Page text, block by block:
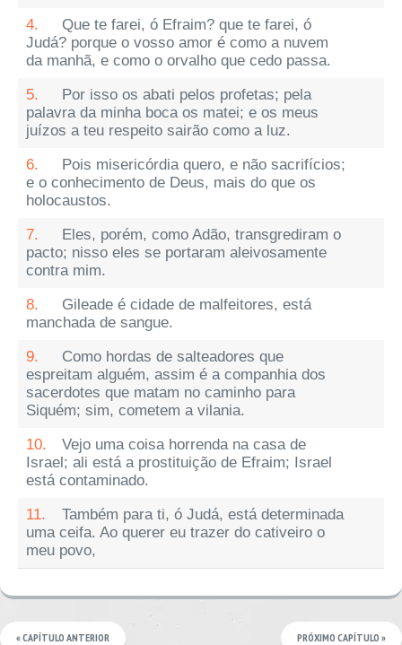
4.
Que te farei, ó Efraim? que te farei, ó
Judá? porque o vosso amor é como a nuvem
da manhã, e como o orvalho que cedo passa.
5.
Por isso os abati pelos profetas; pela
palavra da minha boca os matei; e os meus
juízos a teu respeito sairão como a luz.
6.
Pois misericórdia quero, e não sacrifícios;
e o conhecimento de Deus, mais do que os
holocaustos.
7.
Eles, porém, como Adão, transgrediram o
pacto; nisso eles se portaram aleivosamente
contra mim.
8.
Gileade é cidade de malfeitores, está
manchada de sangue.
9.
Como hordas de salteadores que
espreitam alguém, assim é a companhia dos
sacerdotes que matam no caminho para
Siquém; sim, cometem a vilania.
10.
Vejo uma coisa horrenda na casa de
Israel; ali está a prostituição de Efraim; Israel
está contaminado.
11.
Também para ti, ó Judá, está determinada
uma ceifa. Ao querer eu trazer do cativeiro o
meu povo,
« CAPÍTULO ANTERIOR PRÓXIMO CAPÍTULO »